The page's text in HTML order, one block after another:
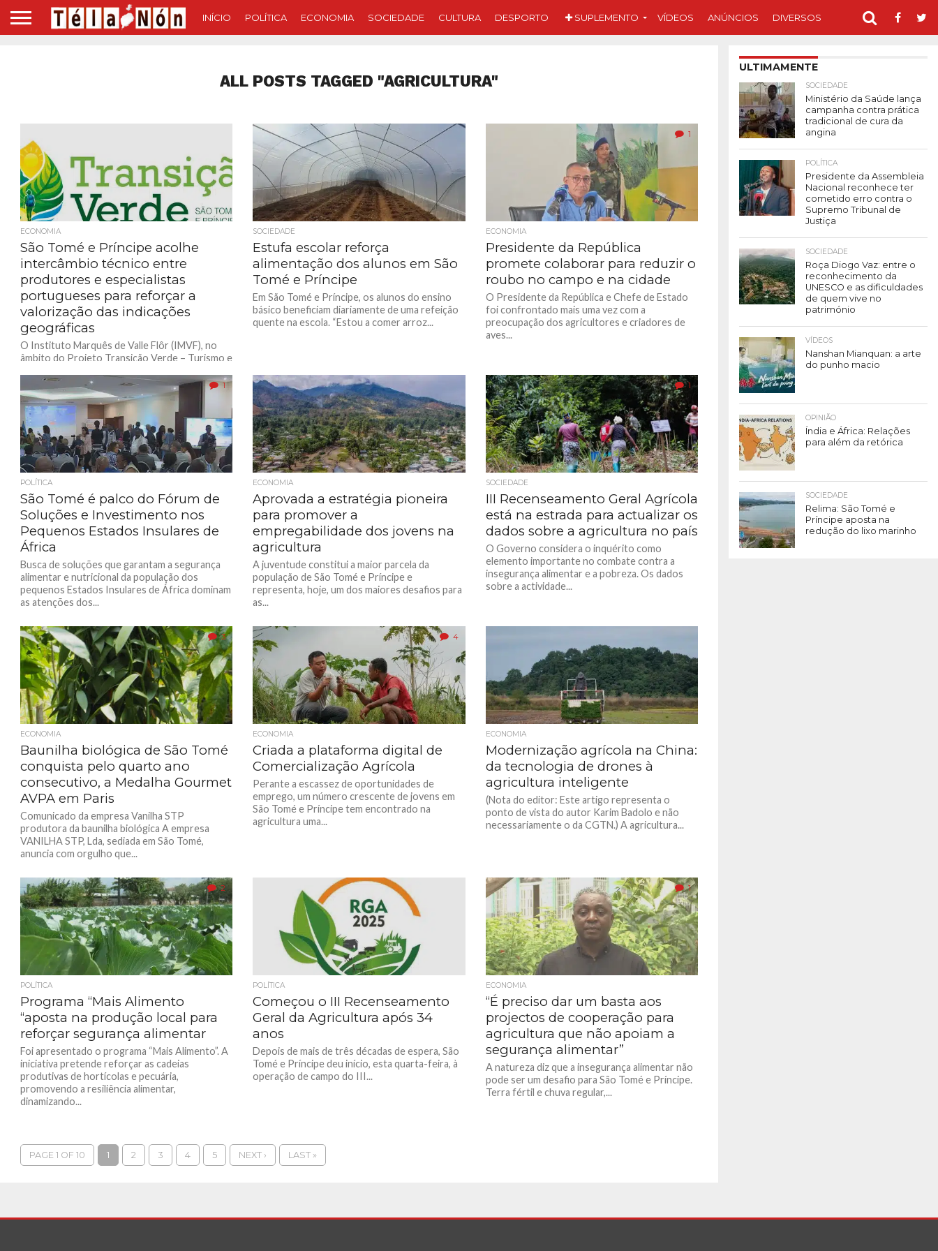
INÍCIO POLÍTICA ECONOMIA SOCIEDADE CULTURA DESPORTO SUPLEMENTO VÍDEOS ANÚNCIOS DIVERSOS
ALL POSTS TAGGED "AGRICULTURA"
ECONOMIA
São Tomé e Príncipe acolhe
intercâmbio técnico entre
produtores e especialistas
portugueses para reforçar a
valorização das indicações
geográficas
O Instituto Marquês de Valle Flôr (IMVF), no
âmbito do Projeto Transição Verde – Turismo e
em São...
SOCIEDADE
Estufa escolar reforça
alimentação dos alunos em São
Tomé e Príncipe
Em São Tomé e Príncipe, os alunos do ensino
básico beneficiam diariamente de uma refeição
quente na escola. “Estou a comer arroz...
1
ECONOMIA
Presidente da República
promete colaborar para reduzir o
roubo no campo e na cidade
O Presidente da República e Chefe de Estado
foi confrontado mais uma vez com a
preocupação dos agricultores e criadores de
aves...
1
POLÍTICA
São Tomé é palco do Fórum de
Soluções e Investimento nos
Pequenos Estados Insulares de
África
Busca de soluções que garantam a segurança
alimentar e nutricional da população dos
pequenos Estados Insulares de África dominam
as atenções dos...
ECONOMIA
Aprovada a estratégia pioneira
para promover a
empregabilidade dos jovens na
agricultura
A juventude constitui a maior parcela da
população de São Tomé e Príncipe e
representa, hoje, um dos maiores desafios para
as...
1
SOCIEDADE
III Recenseamento Geral Agrícola
está na estrada para actualizar os
dados sobre a agricultura no país
O Governo considera o inquérito como
elemento importante no combate contra a
insegurança alimentar e a pobreza. Os dados
sobre a actividade...
3
ECONOMIA
Baunilha biológica de São Tomé
conquista pelo quarto ano
consecutivo, a Medalha Gourmet
AVPA em Paris
Comunicado da empresa Vanilha STP
produtora da baunilha biológica A empresa
VANILHA STP, Lda, sediada em São Tomé,
anuncia com orgulho que...
4
ECONOMIA
Criada a plataforma digital de
Comercialização Agrícola
Perante a escassez de oportunidades de
emprego, um número crescente de jovens em
São Tomé e Príncipe tem encontrado na
agricultura uma...
ECONOMIA
Modernização agrícola na China:
da tecnologia de drones à
agricultura inteligente
(Nota do editor: Este artigo representa o
ponto de vista do autor Karim Badolo e não
necessariamente o da CGTN.) A agricultura...
2
POLÍTICA
Programa “Mais Alimento
“aposta na produção local para
reforçar segurança alimentar
Foi apresentado o programa “Mais Alimento”. A
iniciativa pretende reforçar as cadeias
produtivas de hortícolas e pecuária,
promovendo a resiliência alimentar,
dinamizando...
POLÍTICA
Começou o III Recenseamento
Geral da Agricultura após 34
anos
Depois de mais de três décadas de espera, São
Tomé e Príncipe deu início, esta quarta-feira, à
operação de campo do III...
1
ECONOMIA
“É preciso dar um basta aos
projectos de cooperação para
agricultura que não apoiam a
segurança alimentar”
A natureza diz que a insegurança alimentar não
pode ser um desafio para São Tomé e Príncipe.
Terra fértil e chuva regular,...
PAGE 1 OF 10 1 2 3 4 5 NEXT › LAST »
ULTIMAMENTE
SOCIEDADE
Ministério da Saúde lança
campanha contra prática
tradicional de cura da
angina
POLÍTICA
Presidente da Assembleia
Nacional reconhece ter
cometido erro contra o
Supremo Tribunal de
Justiça
SOCIEDADE
Roça Diogo Vaz: entre o
reconhecimento da
UNESCO e as dificuldades
de quem vive no
património
VÍDEOS
Nanshan Mianquan: a arte
do punho macio
OPINIÃO
Índia e África: Relações
para além da retórica
SOCIEDADE
Relima: São Tomé e
Príncipe aposta na
redução do lixo marinho